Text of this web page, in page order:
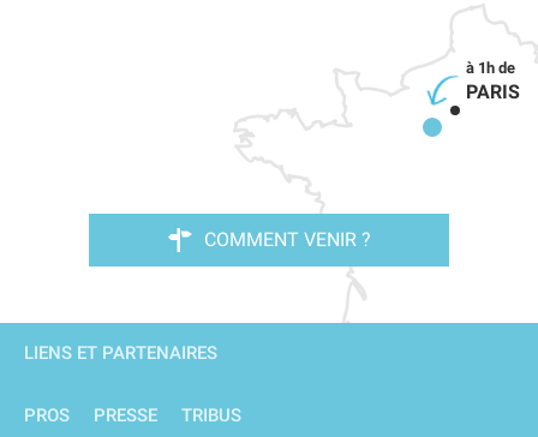
PARIS
COMMENT VENIR ?
LIENS ET PARTENAIRES
PROS PRESSE TRIBUS